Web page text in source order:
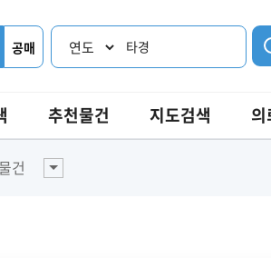
공매 타경
추천물건 지도검색
건